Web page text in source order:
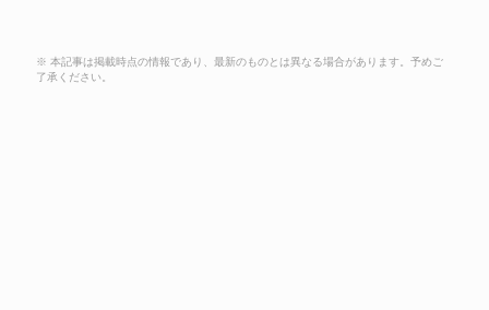
※ 本記事は掲載時点の情報であり、最新のものとは異なる場合があります。予めご
了承ください。